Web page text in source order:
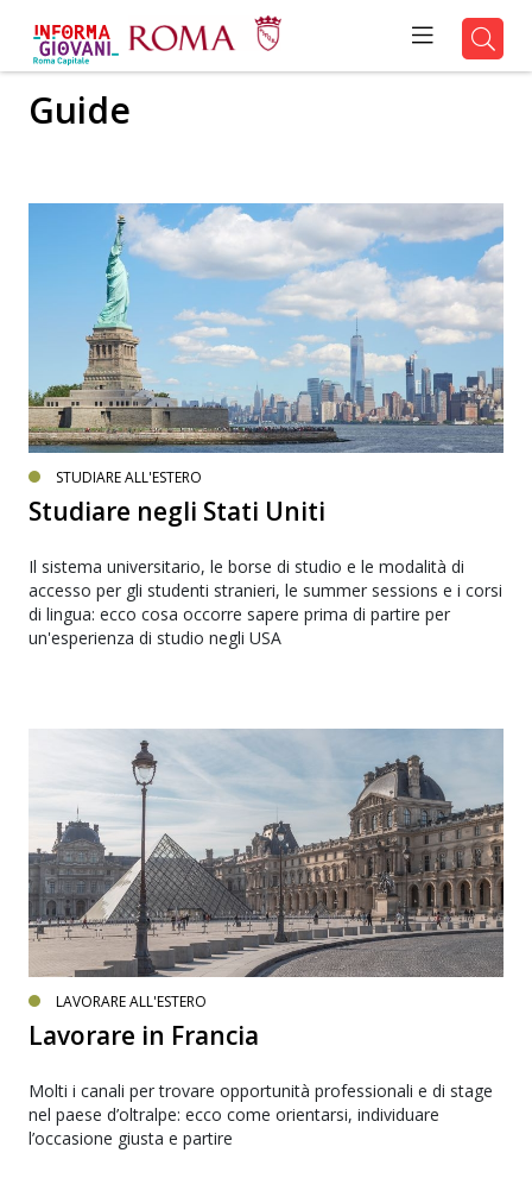
Guide
STUDIARE ALL'ESTERO
Studiare negli Stati Uniti
Il sistema universitario, le borse di studio e le modalità di
accesso per gli studenti stranieri, le summer sessions e i corsi
di lingua: ecco cosa occorre sapere prima di partire per
un'esperienza di studio negli USA
LAVORARE ALL'ESTERO
Lavorare in Francia
Molti i canali per trovare opportunità professionali e di stage
nel paese d’oltralpe: ecco come orientarsi, individuare
l’occasione giusta e partire